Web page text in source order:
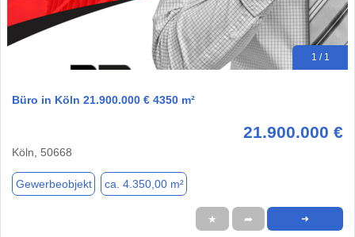
1 / 1
Büro in Köln 21.900.000 € 4350 m²
21.900.000 €
Köln, 50668
Gewerbeobjekt ca. 4.350,00 m²
★ ➦ ➜